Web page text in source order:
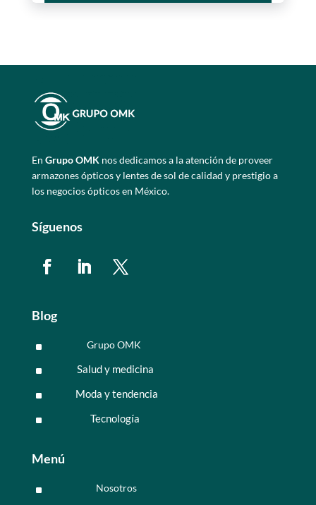
En Grupo OMKnos dedicamos a la atención de proveer
armazones ópticos y lentes de sol de calidad y prestigio a
los negocios ópticos en México.
Síguenos
Blog
^ Grupo OMK
^ Salud y medicina
^ Moda y tendencia
^ Tecnología
Menú
^ Nosotros